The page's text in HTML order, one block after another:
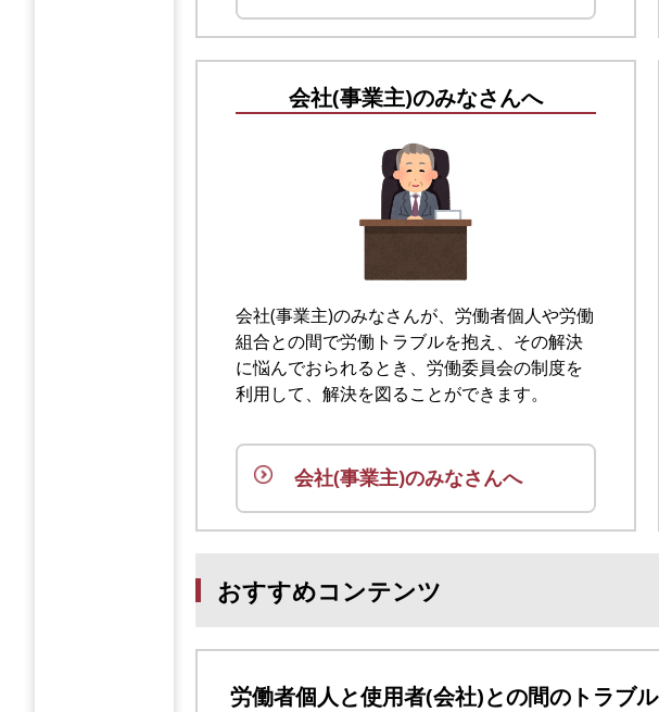
会社(事業主)のみなさんへ
会社(事業主)のみなさんが、労働者個人や労働
組合との間で労働トラブルを抱え、その解決
に悩んでおられるとき、労働委員会の制度を
利用して、解決を図ることができます。
会社(事業主)のみなさんへ
おすすめコンテンツ
労働者個人と使用者(会社)との間のトラブル